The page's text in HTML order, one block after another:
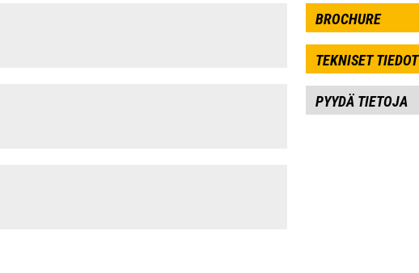
BROCHURE
TEKNISET TIEDOT
PYYDÄ TIETOJA